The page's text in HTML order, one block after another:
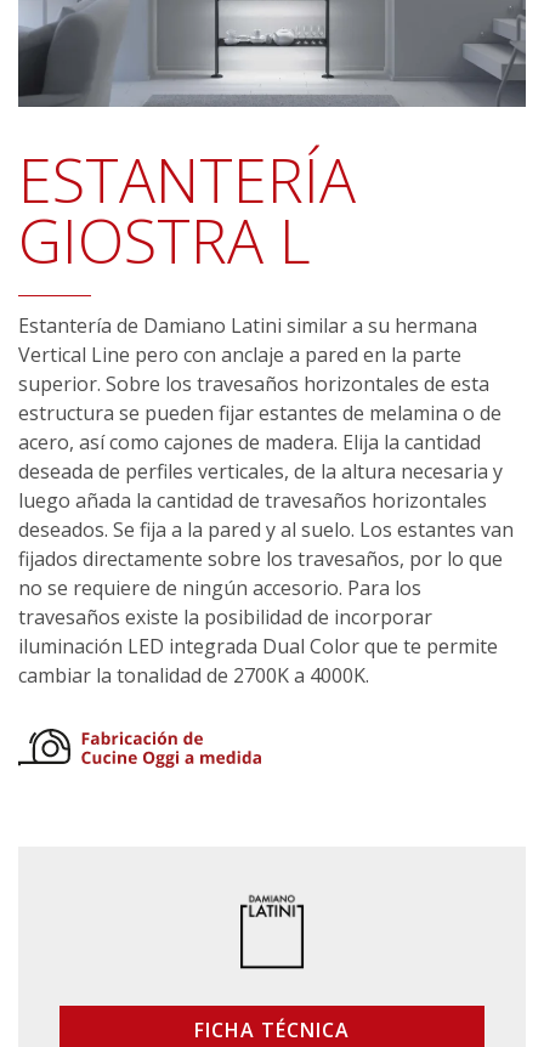
ESTANTERÍA
GIOSTRA L
Estantería de Damiano Latini similar a su hermana
Vertical Line pero con anclaje a pared en la parte
superior. Sobre los travesaños horizontales de esta
estructura se pueden fijar estantes de melamina o de
acero, así como cajones de madera. Elija la cantidad
deseada de perfiles verticales, de la altura necesaria y
luego añada la cantidad de travesaños horizontales
deseados. Se fija a la pared y al suelo. Los estantes van
fijados directamente sobre los travesaños, por lo que
no se requiere de ningún accesorio. Para los
travesaños existe la posibilidad de incorporar
iluminación LED integrada Dual Color que te permite
cambiar la tonalidad de 2700K a 4000K.
FICHA TÉCNICA